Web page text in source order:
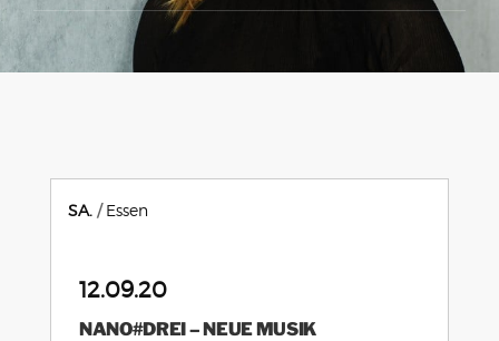
SA. Essen
12.09.20
NANO#DREI – NEUE MUSIK